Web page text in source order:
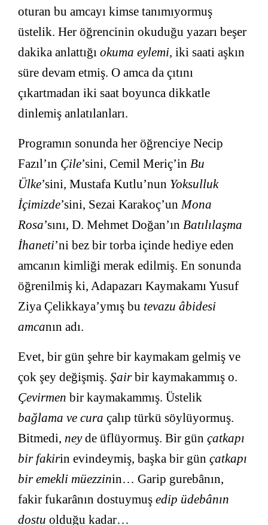
oturan bu amcayı kimse tanımıyormuş
üstelik. Her öğrencinin okuduğu yazarı beşer
dakika anlattığı okuma eylemi, iki saati aşkın
süre devam etmiş. O amca da çıtını
çıkartmadan iki saat boyunca dikkatle
dinlemiş anlatılanları.
Programın sonunda her öğrenciye Necip
Fazıl’ın Çile’sini, Cemil Meriç’in Bu
Ülke’sini, Mustafa Kutlu’nun Yoksulluk
İçimizde’sini, Sezai Karakoç’unMona
Rosa’sını, D. Mehmet Doğan’ın Batılılaşma
İhaneti’ni bez bir torba içinde hediye eden
amcanın kimliği merak edilmiş. En sonunda
öğrenilmiş ki, Adapazarı Kaymakamı Yusuf
Ziya Çelikkaya’ymış bu tevazu âbidesi
amcanın adı.
Evet, bir gün şehre bir kaymakam gelmiş ve
çok şey değişmiş. Şairbir kaymakammış o.
Çevirmen bir kaymakammış. Üstelik
bağlama ve cura çalıp türkü söylüyormuş.
Bitmedi, neyde üflüyormuş. Bir gün çatkapı
bir fakirin evindeymiş, başka bir gün çatkapı
bir emekli müezzinin… Garip gurebânın,
fakir fukarânın dostuymuş edip üdebânın
dostu olduğu kadar…